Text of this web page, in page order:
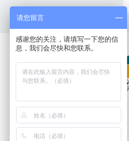
请您留言
感谢您的关注，请填写一下您的信
息，我们会尽快和您联系。